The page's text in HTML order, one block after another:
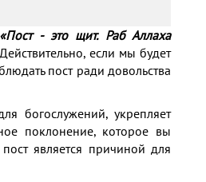
«Пост - это щит. Раб Аллаха
если мы будет
пост ради довольства
богослужений, укрепляет
поклонение, которое вы
является причиной для